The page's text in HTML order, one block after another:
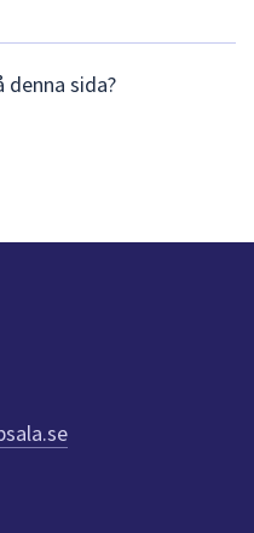
denna sida?